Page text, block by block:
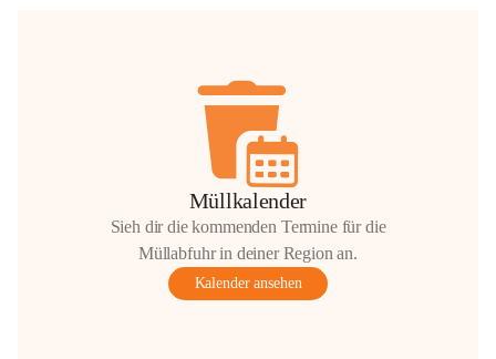
Müllkalender
Sieh dir die kommenden Termine für die
Müllabfuhr in deiner Region an.
Kalender ansehen